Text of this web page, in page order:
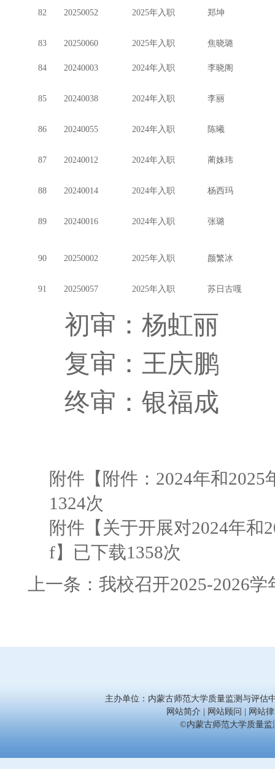
82 20250052 2025年入职 郑坤
83 20250060 2025年入职 焦晓璐
84 20240003 2024年入职 李晓阁
85 20240038 2024年入职 李丽
86 20240055 2024年入职 陈曦
87 20240012 2024年入职 蔺姝玮
88 20240014 2024年入职 杨西玛
89 20240016 2024年入职 张璐
90 20250002 2025年入职 颜繁冰
91 20250057 2025年入职 苏日古嘎
初审：杨虹丽
复审：王庆鹏
终审：银福成
附件【 附件：2024年和
1324次
附件【 关于开展对2024年和
f】已下载1358次
上一条： 我校召开2025-2026
主办单位：内蒙古师范大学质量监测与评估
网站简介 | 网站顾问 | 网站律
©内蒙古师范大学质量